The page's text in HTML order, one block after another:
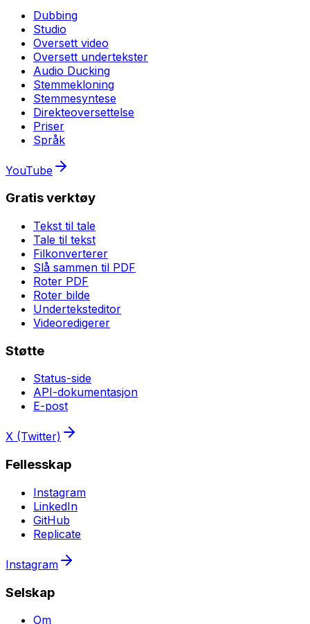
Dubbing
Studio
Oversett video
Oversett undertekster
Audio Ducking
Stemmekloning
Stemmesyntese
Direkteoversettelse
Priser
Språk
YouTube
Gratis verktøy
Tekst til tale
Tale til tekst
Filkonverterer
Slå sammen til PDF
Roter PDF
Roter bilde
Underteksteditor
Videoredigerer
Støtte
Status-side
API-dokumentasjon
E-post
X (Twitter)
Fellesskap
Instagram
LinkedIn
GitHub
Replicate
Instagram
Selskap
Om